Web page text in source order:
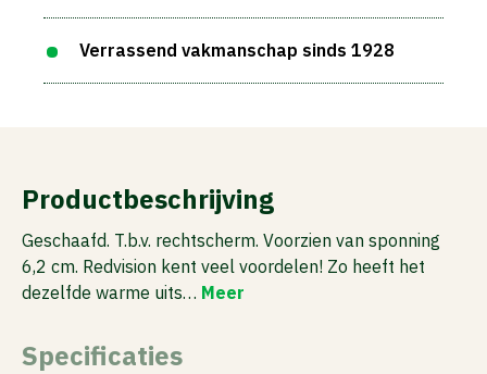
Verrassend vakmanschap sinds 1928
Productbeschrijving
Geschaafd. T.b.v. rechtscherm. Voorzien van sponning
6,2 cm. Redvision kent veel voordelen! Zo heeft het
dezelfde warme uits… Meer
Specificaties